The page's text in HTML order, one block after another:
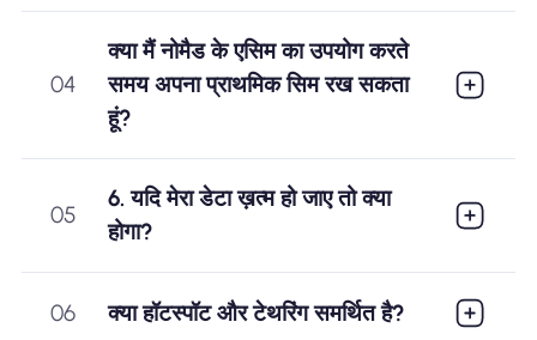
04
क्या मैं नोमैड के एसिम का उपयोग करते
समय अपना प्राथमिक सिम रख सकता
हूं?
05
6. यदि मेरा डेटा ख़त्म हो जाए तो क्या
होगा?
06 क्या हॉटस्पॉट और टेथरिंग समर्थित है?